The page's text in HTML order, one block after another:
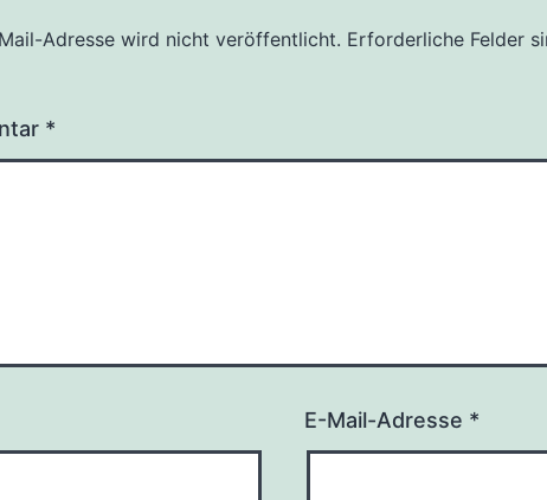
Adresse wird nicht veröffentlicht. Erforderliche Felder
*
E-Mail-Adresse *